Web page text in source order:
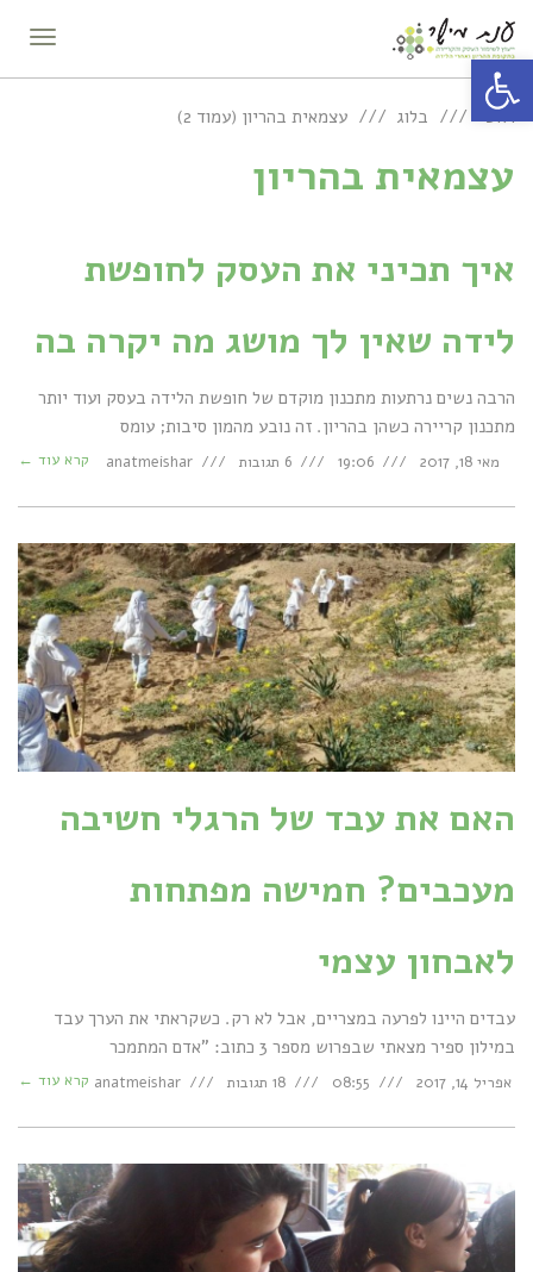
פתח סרגל נגישות
ראשי בלוג עצמאית בהריון (עמוד 2)
עצמאית בהריון
איך תכיני את העסק לחופשת
לידה שאין לך מושג מה יקרה בה
הרבה נשים נרתעות מתכנון מוקדם של חופשת הלידה בעסק ועוד יותר
מתכנון קריירה כשהן בהריון. זה נובע מהמון סיבות; עומס
מאי 18, 2017 19:06 6 תגובות anatmeishar קרא עוד ←
האם את עבד של הרגלי חשיבה
מעכבים? חמישה מפתחות
לאבחון עצמי
עבדים היינו לפרעה במצריים, אבל לא רק. כשקראתי את הערך עבד
במילון ספיר מצאתי שבפרוש מספר 3 כתוב: "אדם המתמכר
אפריל 14, 2017 08:55 18 תגובות anatmeishar קרא עוד ←